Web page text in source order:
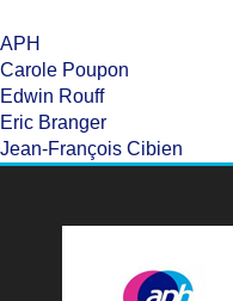
APH
Carole Poupon
Edwin Rouff
Eric Branger
Jean-François Cibien